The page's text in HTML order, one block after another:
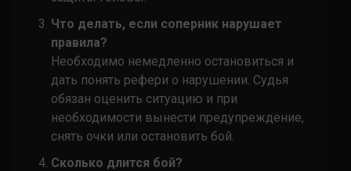
Что делать, если соперник нарушает
правила?
Необходимо немедленно остановиться и
дать понять рефери о нарушении. Судья
обязан оценить ситуацию и при
необходимости вынести предупреждение,
снять очки или остановить бой.
Сколько длится бой?